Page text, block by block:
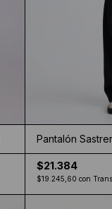
Pantalón
$21.384
$19.245,60 con